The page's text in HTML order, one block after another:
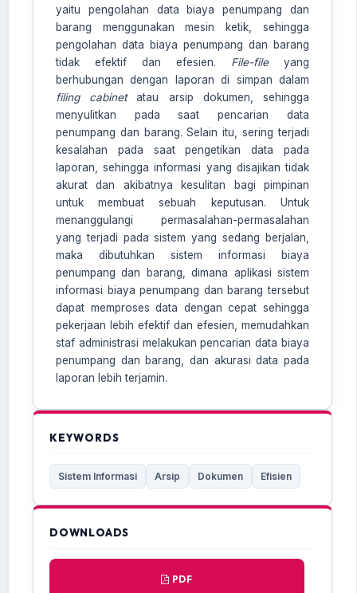
yaitu pengolahan data biaya penumpang dan
barang menggunakan mesin ketik, sehingga
pengolahan data biaya penumpang dan barang
tidak efektif dan efesien. File-fileyang
berhubungan dengan laporan di simpan dalam
filing cabinetatau arsip dokumen, sehingga
menyulitkan pada saat pencarian data
penumpang dan barang. Selain itu, sering terjadi
kesalahan pada saat pengetikan data pada
laporan, sehingga informasi yang disajikan tidak
akurat dan akibatnya kesulitan bagi pimpinan
untuk membuat sebuah keputusan. Untuk
menanggulangi permasalahan-permasalahan
yang terjadi pada sistem yang sedang berjalan,
maka dibutuhkan sistem informasi biaya
penumpang dan barang, dimana aplikasi sistem
informasi biaya penumpang dan barang tersebut
dapat memproses data dengan cepat sehingga
pekerjaan lebih efektif dan efesien, memudahkan
staf administrasi melakukan pencarian data biaya
penumpang dan barang, dan akurasi data pada
laporan lebih terjamin.
KEYWORDS
Sistem Informasi Arsip Dokumen Efisien
DOWNLOADS
PDF
Welcome to Jurnal Pendidikan
Scholastic
05:45 PM